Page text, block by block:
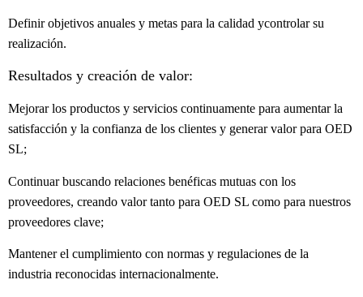
Definir objetivos anuales y metas para la calidad ycontrolar su
realización.
Resultados y creación de valor:
Mejorar los productos y servicios continuamente para aumentar la
satisfacción y la confianza de los clientes y generar valor para OED
SL;
Continuar buscando relaciones benéficas mutuas con los
proveedores, creando valor tanto para OED SL como para nuestros
proveedores clave;
Mantener el cumplimiento con normas y regulaciones de la
industria reconocidas internacionalmente.